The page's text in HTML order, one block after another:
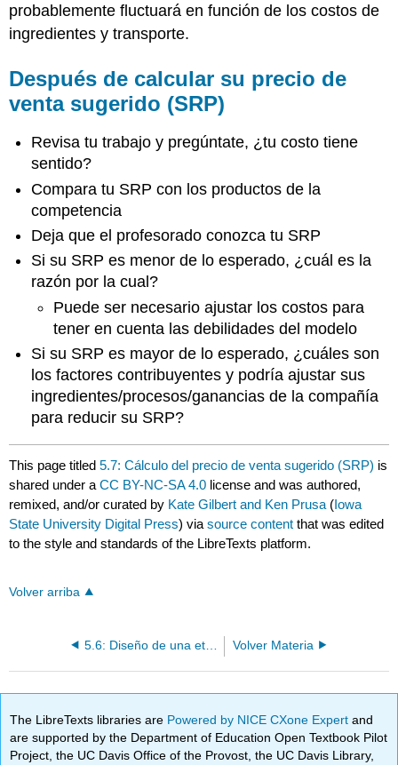
probablemente fluctuará en función de los costos de
ingredientes y transporte.
Después de calcular su precio de
venta sugerido (SRP)
Revisa tu trabajo y pregúntate, ¿tu costo tiene
sentido?
Compara tu SRP con los productos de la
competencia
Deja que el profesorado conozca tu SRP
Si su SRP es menor de lo esperado, ¿cuál es la
razón por la cual?
Puede ser necesario ajustar los costos para
tener en cuenta las debilidades del modelo
Si su SRP es mayor de lo esperado, ¿cuáles son
los factores contribuyentes y podría ajustar sus
ingredientes/procesos/ganancias de la compañía
para reducir su SRP?
This page titled5.7: Cálculo del precio de venta sugerido (SRP) is
shared under aCC BY-NC-SA 4.0 license and was authored,
remixed, and/or curated by Kate Gilbert and Ken Prusa( Iowa
State University Digital Press) viasource content that was edited
to the style and standards of the LibreTexts platform.
Volver arriba
5.6: Diseño de una etiqueta de paquete Volver Materia
The LibreTexts libraries are Powered by NICE CXone Expertand
are supported by the Department of Education Open Textbook Pilot
Project, the UC Davis Office of the Provost, the UC Davis Library,